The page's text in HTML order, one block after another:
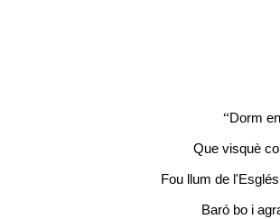
“Dorm
Que visquè
Fou llum de
Baró bo i